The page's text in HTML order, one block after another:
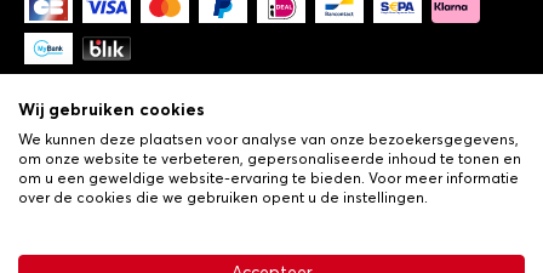
Algemene verkoopvoorwaarden•Privacy- en cookiebeleid
Wij gebruiken cookies
We kunnen deze plaatsen voor analyse van onze bezoekersgegevens,
om onze website te verbeteren, gepersonaliseerde inhoud te tonen en
om u een geweldige website-ervaring te bieden. Voor meer informatie
over de cookies die we gebruiken opent u de instellingen.